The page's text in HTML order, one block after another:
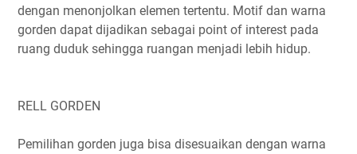
dengan menonjolkan elemen tertentu. Motif dan warna
gorden dapat dijadikan sebagai point of interest pada
ruang duduk sehingga ruangan menjadi lebih hidup.
RELL GORDEN
Pemilihan gorden juga bisa disesuaikan dengan warna